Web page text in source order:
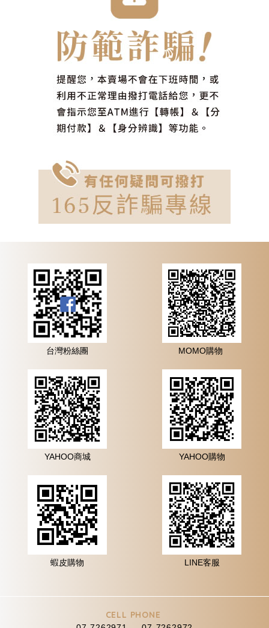
台灣粉絲團 MOMO購物
YAHOO商城 YAHOO購物
蝦皮購物 LINE客服
CELL PHONE